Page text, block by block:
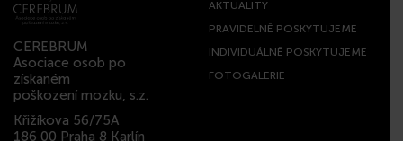
CEREBRUM
Asociace osob po
získaném
poškození mozku, s.z.
Křižíkova 56/75A
186 00 Praha 8 Karlín
AKTUALITY
PRAVIDELNĚ POSKYTUJEME
INDIVIDUÁLNĚ POSKYTUJEME
FOTOGALERIE